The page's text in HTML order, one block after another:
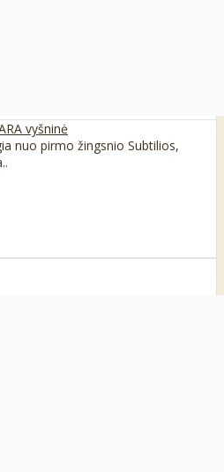
vyšninė
nuo pirmo žingsnio Subtilios,